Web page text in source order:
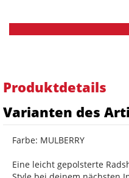
Produktdetails
Varianten des
Farbe: MULBERRY
Eine leicht gepolsterte